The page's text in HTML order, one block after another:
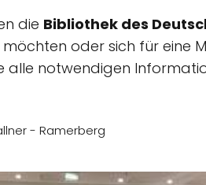
die Bibliothek des
oder sich für eine
alle notwendigen
- Ramerberg